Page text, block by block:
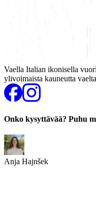
Vaella Italian ikonisella
ylivoimaista kauneutta
Onko kysyttävää? Puhu
Anja Hajnšek